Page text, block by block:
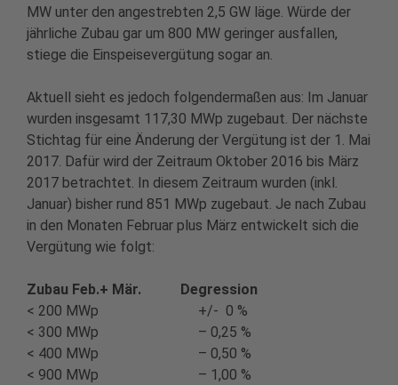
MW unter den angestrebten 2,5 GW läge. Würde der
jährliche Zubau gar um 800 MW geringer ausfallen,
stiege die Einspeisevergütung sogar an.
Aktuell sieht es jedoch folgendermaßen aus: Im Januar
wurden insgesamt 117,30 MWp zugebaut. Der nächste
Stichtag für eine Änderung der Vergütung ist der 1. Mai
2017. Dafür wird der Zeitraum Oktober 2016 bis März
2017 betrachtet. In diesem Zeitraum wurden (inkl.
Januar) bisher rund 851 MWp zugebaut. Je nach Zubau
in den Monaten Februar plus März entwickelt sich die
Vergütung wie folgt:
Zubau Feb.+ Mär. Degression
< 200 MWp +/- 0 %
< 300 MWp – 0,25 %
< 400 MWp – 0,50 %
< 900 MWp – 1,00 %